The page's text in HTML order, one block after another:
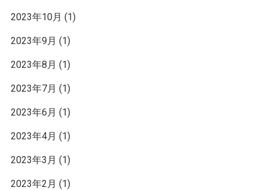
2023年10月 (1)
2023年9月 (1)
2023年8月 (1)
2023年7月 (1)
2023年6月 (1)
2023年4月 (1)
2023年3月 (1)
2023年2月 (1)